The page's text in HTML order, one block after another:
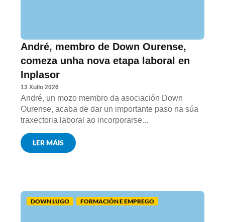
André, membro de Down Ourense,
comeza unha nova etapa laboral en
Inplasor
13 Xullo 2026
André, un mozo membro da asociación Down
Ourense, acaba de dar un importante paso na súa
traxectoria laboral ao incorporarse...
LER MÁIS
DOWN LUGO FORMACIÓN E EMPREGO